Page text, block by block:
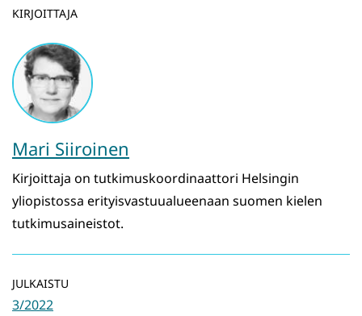
KIRJOITTAJA
Mari Siiroinen
Kirjoittaja on tutkimuskoordinaattori Helsingin
yliopistossa erityisvastuualueenaan suomen kielen
tutkimusaineistot.
JULKAISTU
3/2022